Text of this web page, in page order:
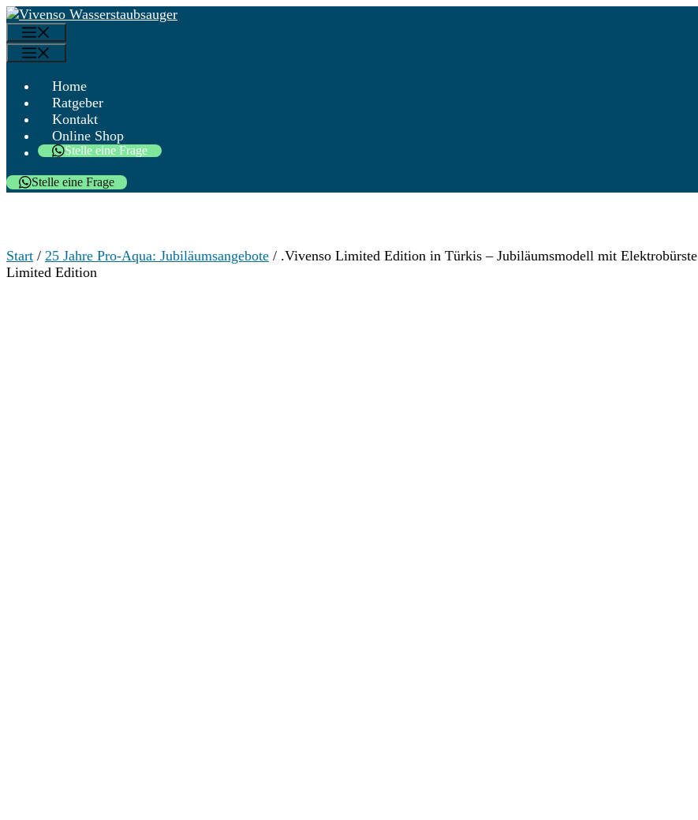
Zum
Inhalt
springen
Menü
Menü
Home
Ratgeber
Kontakt
Online Shop
Stelle eine Frage
Stelle eine Frage
Start / 25 Jahre Pro-Aqua: Jubiläumsangebote / .Vivenso Limited Edition in Türkis – Jubiläumsmodell mit Elektrobürste
Limited Edition